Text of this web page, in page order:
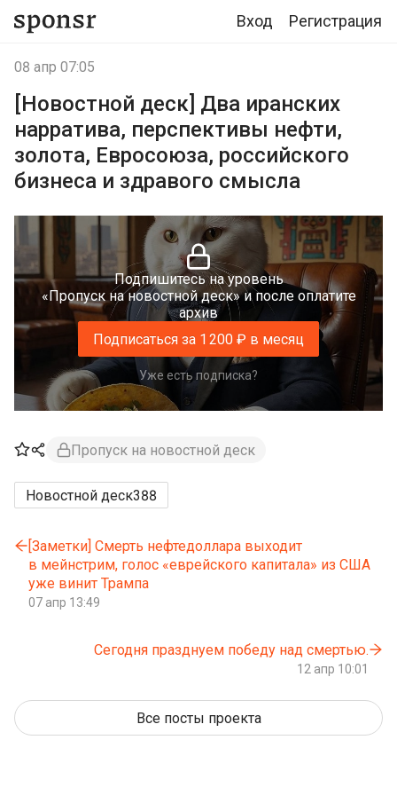
Вход Регистрация
08 апр 07:05
[Новостной деск] Два иранских
нарратива, перспективы нефти,
золота, Евросоюза, российского
бизнеса и здравого смысла
Подпишитесь на уровень
«Пропуск на новостной деск» и после оплатите
архив
Подписаться за 1 200 ₽ в месяц
Уже есть подписка?
Пропуск на новостной деск
Новостной деск388
[Заметки] Смерть нефтедоллара выходит
в мейнстрим, голос «еврейского капитала» из США
уже винит Трампа
07 апр 13:49
Сегодня празднуем победу над смертью.
12 апр 10:01
Все посты проекта